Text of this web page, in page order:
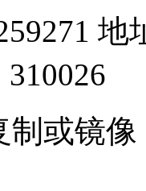
制或镜